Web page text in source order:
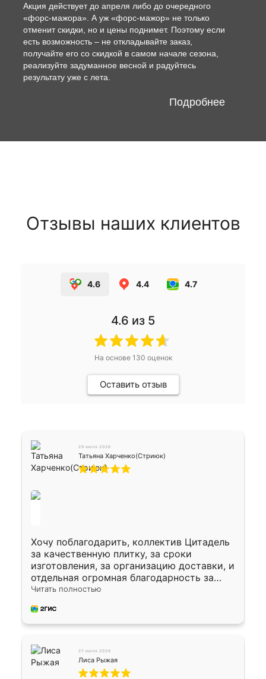
Акция действует до апреля либо до очередного
«форс-мажора». А уж «форс-мажор» не только
отменит скидки, но и цены поднимет. Поэтому если
есть возможность – не откладывайте заказ,
получайте его со скидкой в самом начале сезона,
реализуйте задуманное весной и радуйтесь
результату уже с лета.
Подробнее
Отзывы наших клиентов
4.6 4.4 4.7
4.6 из 5
На основе 130 оценок
Оставить отзыв
29 июля 2026
Татьяна Харченко(Стриюк)
Хочу поблагодарить, коллектив Цитадель
за качественную плитку, за сроки
изготовления, за организацию доставки, и
отдельная огромная благодарность за
укладку плитки Оганесу, за два дня 70 кв,
Читать полностью
27 июля 2026
Лиса Рыжая